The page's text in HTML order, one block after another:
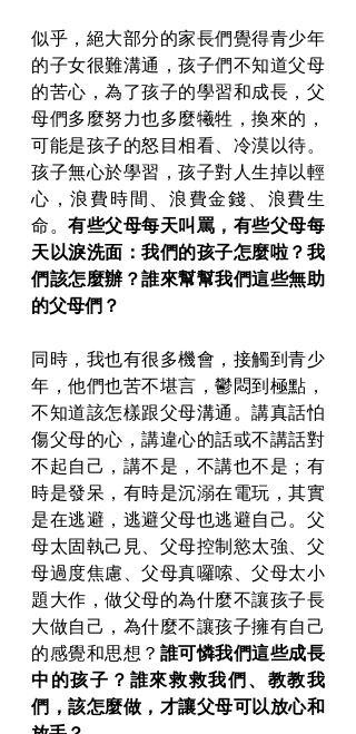
似乎，絕大部分的家長們覺得青少年
的子女很難溝通，孩子們不知道父母
的苦心，為了孩子的學習和成長，父
母們多麼努力也多麼犧牲，換來的，
可能是孩子的怒目相看、冷漠以待。
孩子無心於學習，孩子對人生掉以輕
心，浪費時間、浪費金錢、浪費生
命。有些父母每天叫罵，有些父母每
天以淚洗面：我們的孩子怎麼啦？我
們該怎麼辦？誰來幫幫我們這些無助
的父母們？
同時，我也有很多機會，接觸到青少
年，他們也苦不堪言，鬱悶到極點，
不知道該怎樣跟父母溝通。講真話怕
傷父母的心，講違心的話或不講話對
不起自己，講不是，不講也不是；有
時是發呆，有時是沉溺在電玩，其實
是在逃避，逃避父母也逃避自己。父
母太固執己見、父母控制慾太強、父
母過度焦慮、父母真囉嗦、父母太小
題大作，做父母的為什麼不讓孩子長
大做自己，為什麼不讓孩子擁有自己
的感覺和思想？ 誰可憐我們這些成長
中的孩子？誰來救救我們、教教我
們，該怎麼做，才讓父母可以放心和